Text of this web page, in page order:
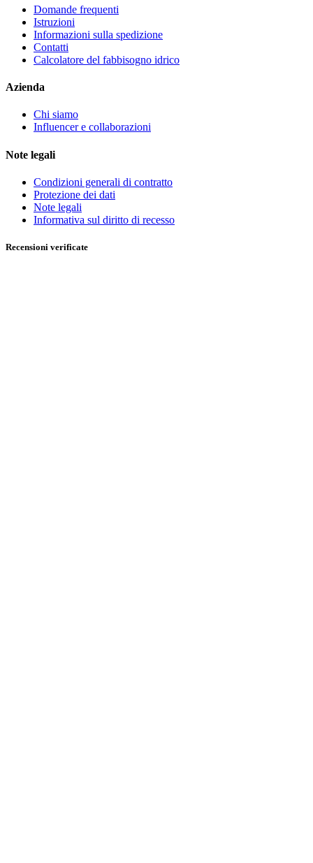
Domande frequenti
Istruzioni
Informazioni sulla spedizione
Contatti
Calcolatore del fabbisogno idrico
Azienda
Chi siamo
Influencer e collaborazioni
Note legali
Condizioni generali di contratto
Protezione dei dati
Note legali
Informativa sul diritto di recesso
Recensioni verificate